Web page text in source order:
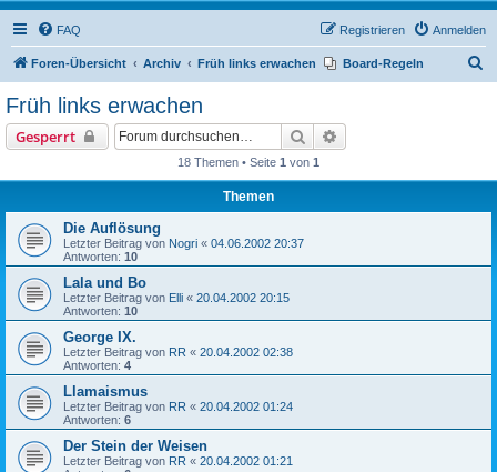
FAQ Anmelden
Registrieren
Foren-Übersicht Archiv Früh links erwachen Board-Regeln
Früh links erwachen
Gesperrt Suche
18 Themen • Seite 1 von 1
Themen
Die Auflösung
Letzter Beitrag von Nogri « 04.06.2002 20:37
Antworten: 10
Lala und Bo
Letzter Beitrag von Elli « 20.04.2002 20:15
Antworten: 10
George IX.
Letzter Beitrag von RR « 20.04.2002 02:38
Antworten: 4
Llamaismus
Letzter Beitrag von RR « 20.04.2002 01:24
Antworten: 6
Der Stein der Weisen
Letzter Beitrag von RR « 20.04.2002 01:21